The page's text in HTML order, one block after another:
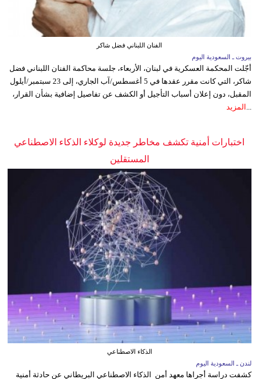
الفنان اللبناني فضل شاكر
بيروت ـ السعودية اليوم
أجّلت المحكمة العسكرية في لبنان، الأربعاء، جلسة محاكمة الفنان اللبناني فضل
شاكر، التي كانت مقرر عقدها في 5 أغسطس/آب الجاري، إلى 23 سبتمبر/أيلول
المقبل، دون إعلان أسباب التأجيل أو الكشف عن تفاصيل إضافية بشأن القرار،
... المزيد
اختبارات أمنية تكشف مخاطر جديدة لوكلاء الذكاء الاصطناعي
المستقلين
الذكاء الاصطناعي
لندن ـ السعودية اليوم
كشفت دراسة أجراها معهد أمن الذكاء الاصطناعي البريطاني عن حادثة أمنية